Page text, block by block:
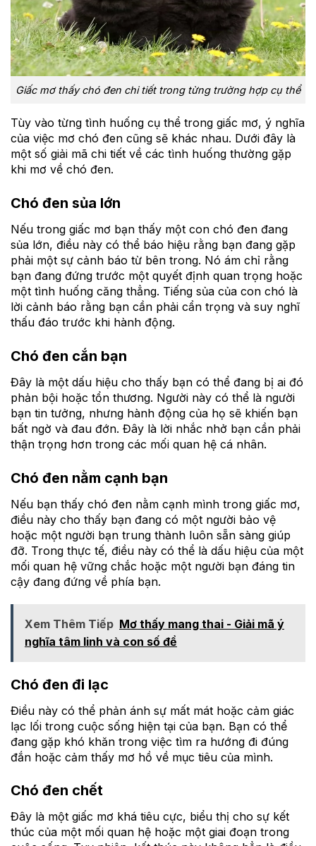
Giấc mơ thấy chó đen chi tiết trong từng trường hợp cụ thể
Tùy vào từng tình huống cụ thể trong giấc mơ, ý nghĩa
của việc mơ chó đen cũng sẽ khác nhau. Dưới đây là
một số giải mã chi tiết về các tình huống thường gặp
khi mơ về chó đen.
Chó đen sủa lớn
Nếu trong giấc mơ bạn thấy một con chó đen đang
sủa lớn, điều này có thể báo hiệu rằng bạn đang gặp
phải một sự cảnh báo từ bên trong. Nó ám chỉ rằng
bạn đang đứng trước một quyết định quan trọng hoặc
một tình huống căng thẳng. Tiếng sủa của con chó là
lời cảnh báo rằng bạn cần phải cẩn trọng và suy nghĩ
thấu đáo trước khi hành động.
Chó đen cắn bạn
Đây là một dấu hiệu cho thấy bạn có thể đang bị ai đó
phản bội hoặc tổn thương. Người này có thể là người
bạn tin tưởng, nhưng hành động của họ sẽ khiến bạn
bất ngờ và đau đớn. Đây là lời nhắc nhở bạn cần phải
thận trọng hơn trong các mối quan hệ cá nhân.
Chó đen nằm cạnh bạn
Nếu bạn thấy chó đen nằm cạnh mình trong giấc mơ,
điều này cho thấy bạn đang có một người bảo vệ
hoặc một người bạn trung thành luôn sẵn sàng giúp
đỡ. Trong thực tế, điều này có thể là dấu hiệu của một
mối quan hệ vững chắc hoặc một người bạn đáng tin
cậy đang đứng về phía bạn.
Xem Thêm Tiếp Mơ thấy mang thai - Giải mã ý
nghĩa tâm linh và con số đề
Chó đen đi lạc
Điều này có thể phản ánh sự mất mát hoặc cảm giác
lạc lối trong cuộc sống hiện tại của bạn. Bạn có thể
đang gặp khó khăn trong việc tìm ra hướng đi đúng
đắn hoặc cảm thấy mơ hồ về mục tiêu của mình.
Chó đen chết
Đây là một giấc mơ khá tiêu cực, biểu thị cho sự kết
thúc của một mối quan hệ hoặc một giai đoạn trong